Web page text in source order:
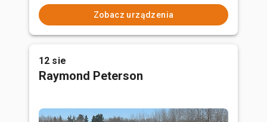
Zobacz urządzenia
12 sie
Raymond Peterson